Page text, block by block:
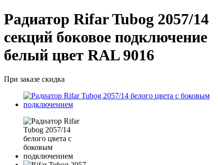
Радиатор Rifar Tubog 2057/14
секций боковое подключение
белый цвет RAL 9016
При заказе скидка